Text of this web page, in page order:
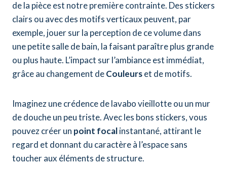
de la pièce est notre première contrainte. Des stickers
clairs ou avec des motifs verticaux peuvent, par
exemple, jouer sur la perception de ce volume dans
une petite salle de bain, la faisant paraître plus grande
ou plus haute. L’impact sur l’ambiance est immédiat,
grâce au changement deCouleurset de motifs.
Imaginez une crédence de lavabo vieillotte ou un mur
de douche un peu triste. Avec les bons stickers, vous
pouvez créer un point focalinstantané, attirant le
regard et donnant du caractère à l’espace sans
toucher aux éléments de structure.